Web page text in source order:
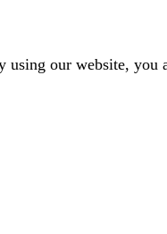
our website, you